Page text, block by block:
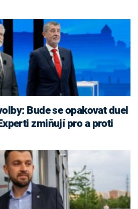
zmiňují pro a proti